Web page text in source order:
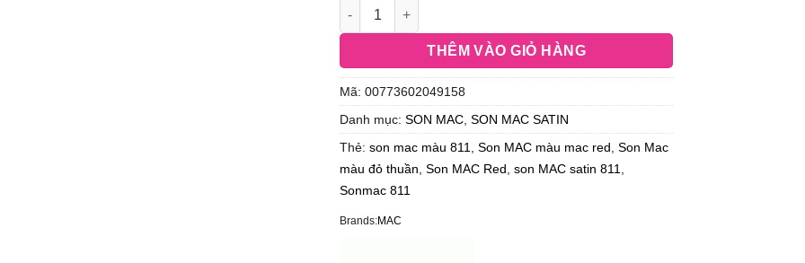
THÊM VÀO GIỎ HÀNG
Mã:00773602049158
Danh mục:SON MAC ,SON MAC SATIN
Thẻ:son mac màu 811 ,Son MAC màu mac red ,Son Mac
màu đỏ thuần ,Son MAC Red ,son MAC satin 811
Sonmac 811
Brands:MAC